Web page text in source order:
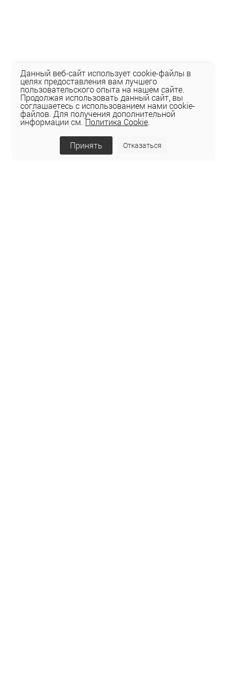
Данный веб-сайт использует cookie-файлы в
целях предоставления вам лучшего
пользовательского опыта на нашем сайте.
Продолжая использовать данный сайт, вы
соглашаетесь с использованием нами cookie-
файлов. Для получения дополнительной
информации см.Политика Cookie.
Принять Отказаться